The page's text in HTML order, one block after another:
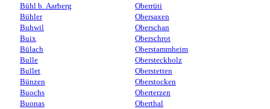
Bühl b. Aarberg
Bühler
Buhwil
Buix
Bülach
Bulle
Bullet
Bünzen
Buochs
Buonas
Oberrüti
Obersaxen
Oberschan
Oberschrot
Oberstammheim
Obersteckholz
Oberstetten
Oberstocken
Oberterzen
Oberthal